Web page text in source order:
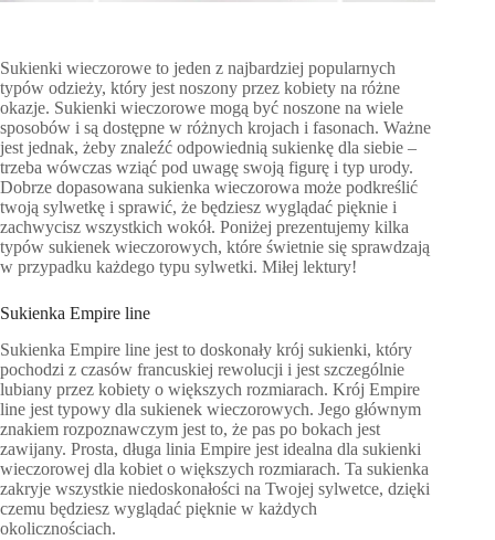
Sukienki wieczorowe to jeden z najbardziej popularnych
typów odzieży, który jest noszony przez kobiety na różne
okazje. Sukienki wieczorowe mogą być noszone na wiele
sposobów i są dostępne w różnych krojach i fasonach. Ważne
jest jednak, żeby znaleźć odpowiednią sukienkę dla siebie –
trzeba wówczas wziąć pod uwagę swoją figurę i typ urody.
Dobrze dopasowana sukienka wieczorowa może podkreślić
twoją sylwetkę i sprawić, że będziesz wyglądać pięknie i
zachwycisz wszystkich wokół. Poniżej prezentujemy kilka
typów sukienek wieczorowych, które świetnie się sprawdzają
w przypadku każdego typu sylwetki. Miłej lektury!
Sukienka Empire line
Sukienka Empire line jest to doskonały krój sukienki, który
pochodzi z czasów francuskiej rewolucji i jest szczególnie
lubiany przez kobiety o większych rozmiarach. Krój Empire
line jest typowy dla sukienek wieczorowych. Jego głównym
znakiem rozpoznawczym jest to, że pas po bokach jest
zawijany. Prosta, długa linia Empire jest idealna dla sukienki
wieczorowej dla kobiet o większych rozmiarach. Ta sukienka
zakryje wszystkie niedoskonałości na Twojej sylwetce, dzięki
czemu będziesz wyglądać pięknie w każdych
okolicznościach.